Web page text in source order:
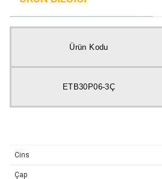
Ürün Kodu
ETB30P06-3Ç
Cins
Çap